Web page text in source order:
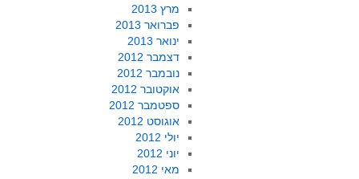
מרץ 2013
פברואר 2013
ינואר 2013
דצמבר 2012
נובמבר 2012
אוקטובר 2012
ספטמבר 2012
אוגוסט 2012
יולי 2012
יוני 2012
מאי 2012